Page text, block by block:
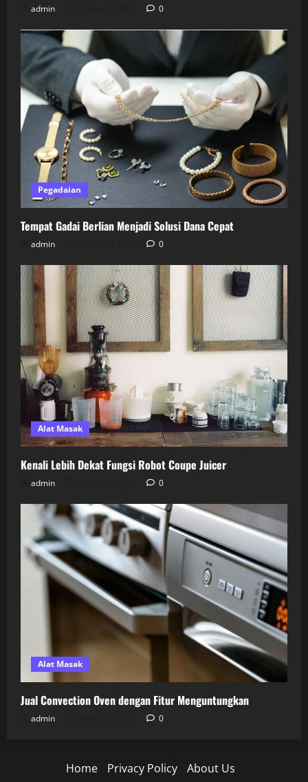
admin 0
Pegadaian
Tempat Gadai Berlian Menjadi Solusi Dana Cepat
admin 0
Alat Masak
Kenali Lebih Dekat Fungsi Robot Coupe Juicer
admin 0
Alat Masak
Jual Convection Oven dengan Fitur Menguntungkan
admin 0
Home Privacy Policy About Us